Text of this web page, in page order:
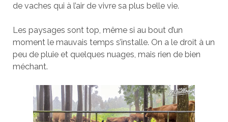
de vaches qui à l’air de vivre sa plus belle vie.
Les paysages sont top, même si au bout d’un
moment le mauvais temps s’installe. On a le droit à un
peu de pluie et quelques nuages, mais rien de bien
méchant.